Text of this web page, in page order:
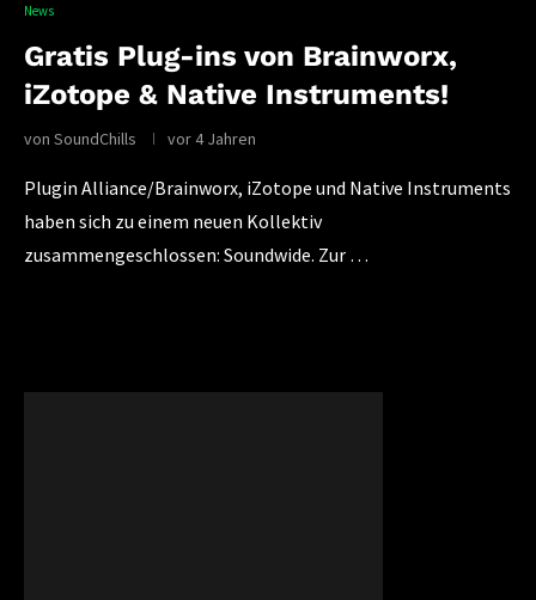
News
Gratis Plug-ins von Brainworx,
iZotope & Native Instruments!
von SoundChills vor 4 Jahren
Plugin Alliance/Brainworx, iZotope und Native Instruments
haben sich zu einem neuen Kollektiv
zusammengeschlossen: Soundwide. Zur …